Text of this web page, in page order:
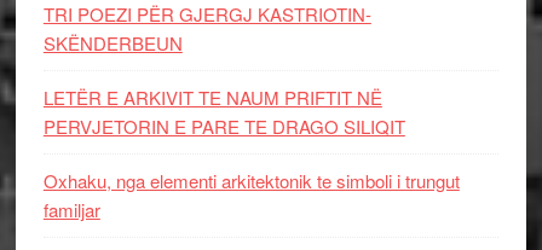
TRI POEZI PËR GJERGJ KASTRIOTIN-
SKËNDERBEUN
LETËR E ARKIVIT TE NAUM PRIFTIT NË
PERVJETORIN E PARE TE DRAGO SILIQIT
Oxhaku, nga elementi arkitektonik te simboli i trungut
familjar